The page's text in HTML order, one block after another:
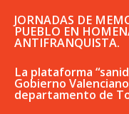
JORNADAS DE
PUEBLO EN
ANTIFRANQUISTA.
La plataforma
Gobierno
departamento de